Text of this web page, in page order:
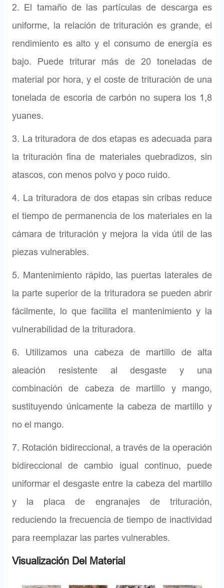
2. El tamaño de las partículas de descarga es
uniforme, la relación de trituración es grande, el
rendimiento es alto y el consumo de energía es
bajo. Puede triturar más de 20 toneladas de
material por hora, y el coste de trituración de una
tonelada de escoria de carbón no supera los 1,8
yuanes.
3. La trituradora de dos etapas es adecuada para
la trituración fina de materiales quebradizos, sin
atascos, con menos polvo y poco ruido.
4. La trituradora de dos etapas sin cribas reduce
el tiempo de permanencia de los materiales en la
cámara de trituración y mejora la vida útil de las
piezas vulnerables.
5. Mantenimiento rápido, las puertas laterales de
la parte superior de la trituradora se pueden abrir
fácilmente, lo que facilita el mantenimiento y la
vulnerabilidad de la trituradora.
6. Utilizamos una cabeza de martillo de alta
aleación resistente al desgaste y una
combinación de cabeza de martillo y mango,
sustituyendo únicamente la cabeza de martillo y
no el mango.
7. Rotación bidireccional, a través de la operación
bidireccional de cambio igual continuo, puede
uniformar el desgaste entre la cabeza del martillo
y la placa de engranajes de trituración,
reduciendo la frecuencia de tiempo de inactividad
para reemplazar las partes vulnerables.
Visualización Del Material